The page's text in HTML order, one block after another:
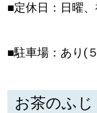
■定休日：日曜、
■駐車場：あり(
お茶のふじ